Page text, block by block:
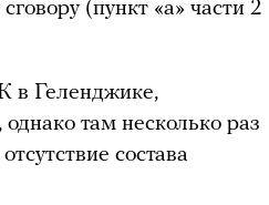
(пункт «а» части 2
в Геленджике,
там несколько раз
состава